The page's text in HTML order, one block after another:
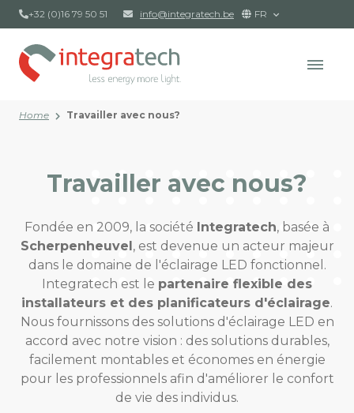
+32 (0)16 79 50 51 info@integratech.be FR
Home Travailler avec nous?
Travailler avec nous?
Fondée en 2009, la société Integratech, basée à
Scherpenheuvel, est devenue un acteur majeur
dans le domaine de l'éclairage LED fonctionnel.
Integratech est le partenaire flexible des
installateurs et des planificateurs d'éclairage.
Nous fournissons des solutions d'éclairage LED en
accord avec notre vision : des solutions durables,
facilement montables et économes en énergie
pour les professionnels afin d'améliorer le confort
de vie des individus.